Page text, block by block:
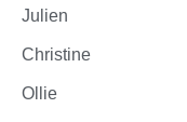
Julien
Christine
Ollie